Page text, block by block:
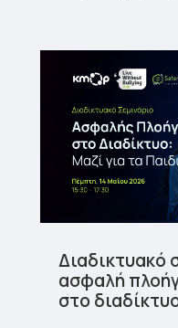
Διαδικτυακό
ασφαλή
στο